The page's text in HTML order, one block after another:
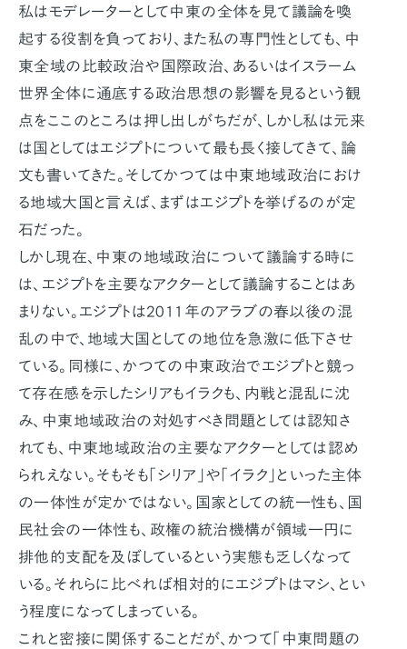
私はモデレーターとして中東の全体を見て議論を喚
起する役割を負っており、また私の専門性としても、中
東全域の比較政治や国際政治、あるいはイスラーム
世界全体に通底する政治思想の影響を見るという観
点をここのところは押し出しがちだが、しかし私は元来
は国としてはエジプトについて最も長く接してきて、論
文も書いてきた。そしてかつては中東地域政治におけ
る地域大国と言えば、まずはエジプトを挙げるのが定
石だった。
しかし現在、中東の地域政治について議論する時に
は、エジプトを主要なアクターとして議論することはあ
まりない。エジプトは2011年のアラブの春以後の混
乱の中で、地域大国としての地位を急激に低下させ
ている。同様に、かつての中東政治でエジプトと競っ
て存在感を示したシリアもイラクも、内戦と混乱に沈
み、中東地域政治の対処すべき問題としては認知さ
れても、中東地域政治の主要なアクターとしては認め
られえない。そもそも「シリア」や「イラク」といった主体
の一体性が定かではない。国家としての統一性も、国
民社会の一体性も、政権の統治機構が領域一円に
排他的支配を及ぼしているという実態も乏しくなって
いる。それらに比べれば相対的にエジプトはマシ、とい
う程度になってしまっている。
これと密接に関係することだが、かつて「中東問題の